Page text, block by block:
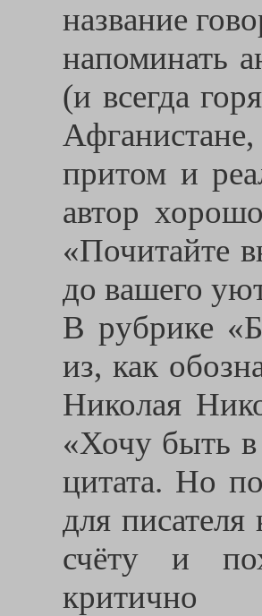
название
напоминать
(и всегда
притом и
автор
«Почитайте
до вашего
В рубрике
из, как
Николая
«Хочу быть
цитата. Но
для
счёту и